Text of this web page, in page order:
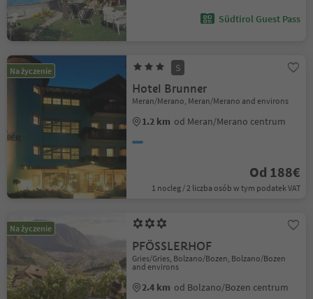
Südtirol Guest Pass
Na życzenie S
Hotel Brunner
Meran/Merano, Meran/Merano and environs
1.2 km od Meran/Merano centrum
Od 188€
1 nocleg / 2 liczba osób w tym podatek VAT
Na życzenie
PFÖSSLERHOF
Gries/Gries, Bolzano/Bozen, Bolzano/Bozen
and environs
2.4 km od Bolzano/Bozen centrum